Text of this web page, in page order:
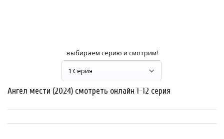
выбираем серию и смотрим!
Ангел мести (2024) смотреть онлайн 1-12 серия